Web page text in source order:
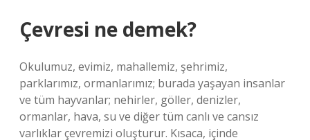
Çevresi ne demek?
Okulumuz, evimiz, mahallemiz, şehrimiz,
parklarımız, ormanlarımız; burada yaşayan insanlar
ve tüm hayvanlar; nehirler, göller, denizler,
ormanlar, hava, su ve diğer tüm canlı ve cansız
varlıklar çevremizi oluşturur. Kısaca, içinde